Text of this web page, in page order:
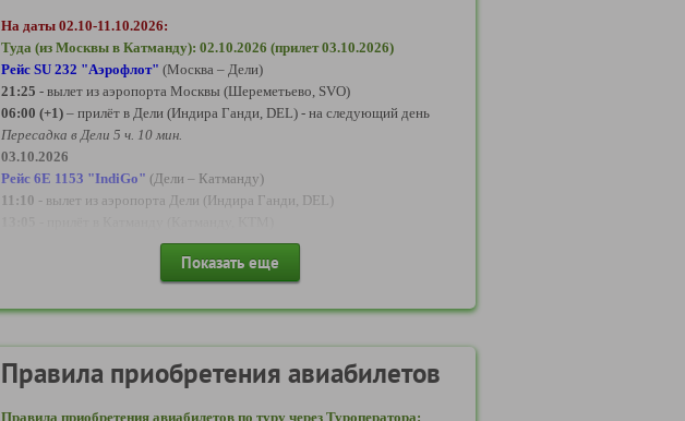
На даты 02.10-11.10.2026:
Туда (из Москвы в Катманду): 02.10.2026 (прилет 03.10.2026)
Рейс SU 232 "Аэрофлот" (Москва – Дели)
21:25 - вылет из аэропорта Москвы (Шереметьево, SVO)
06:00 (+1) – прилёт в Дели (Индира Ганди, DEL) - на следующий день
Пересадка в Дели 5 ч. 10 мин.
03.10.2026
Рейс 6E 1153 "IndiGo" (Дели – Катманду)
11:10 - вылет из аэропорта Дели (Индира Ганди, DEL)
Обратно (из Катманду в Москву): 10.10.2026 (прилет 11.10.2026)
(Катманду – Дели)
17:30- вылет из аэропорта Катманду (Катманду, KTM)
11.10.2026
Показать еще
Правила приобретения авиабилетов
Правила приобретения авиабилетов по туру через Туроператора: